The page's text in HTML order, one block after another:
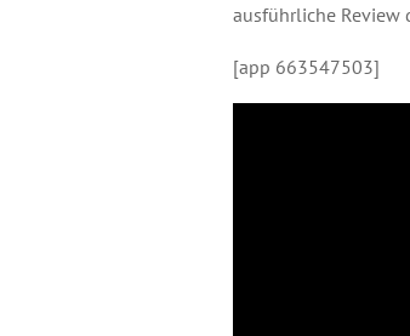
ausführliche Review
[app 663547503]